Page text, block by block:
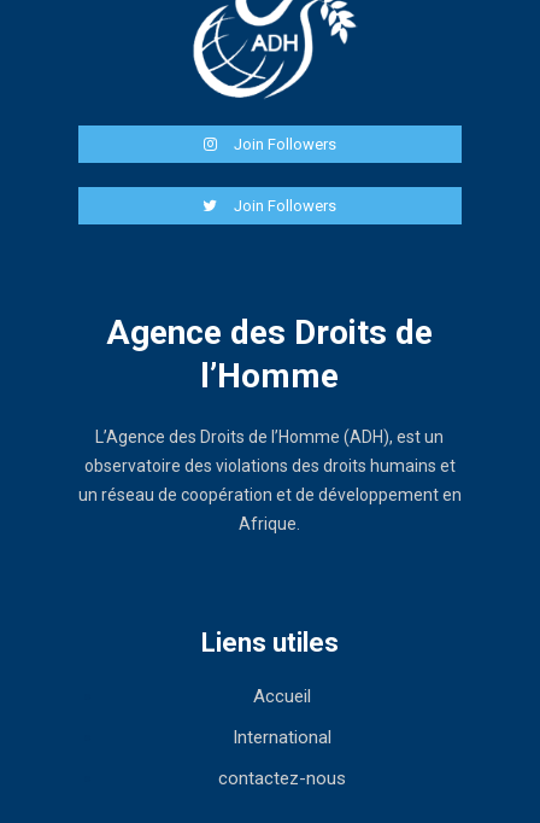
Join Followers
Join Followers
Agence des Droits de
l’Homme
L’Agence des Droits de l’Homme (ADH), est un
observatoire des violations des droits humains et
un réseau de coopération et de développement en
Afrique.
Liens utiles
Accueil
International
contactez-nous